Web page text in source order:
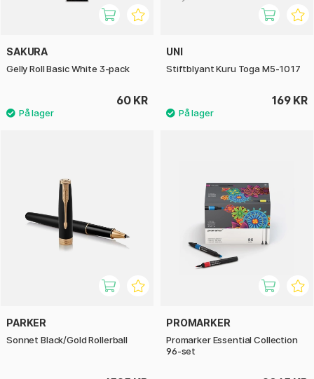
SAKURA
Gelly Roll Basic White 3-pack
60 KR
UNI
Stiftblyant Kuru Toga M5-1017
169 KR
PARKER
Sonnet Black/Gold Rollerball
PROMARKER
Promarker Essential Collection
96-set